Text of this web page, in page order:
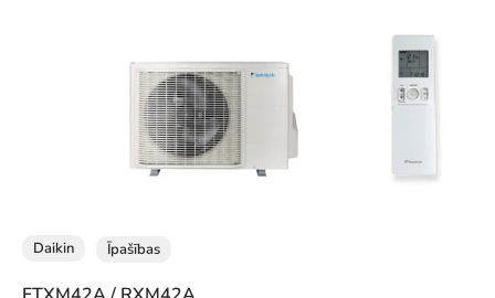
Daikin Īpašības